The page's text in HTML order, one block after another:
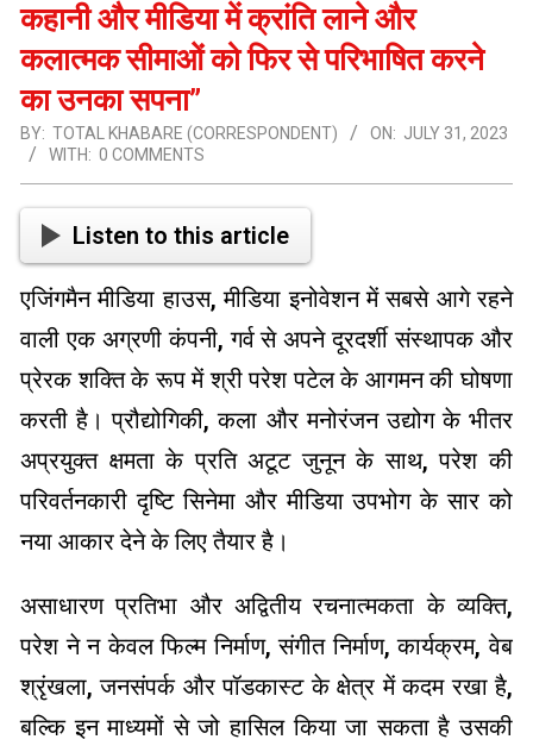
कहानी और मीडिया में क्रांति लाने और
कलात्मक सीमाओं को फिर से परिभाषित करने
का उनका सपना”
BY: TOTAL KHABARE (CORRESPONDENT) ON: JULY 31, 2023
WITH: 0 COMMENTS
Listen to this article
एजिंगमैन मीडिया हाउस, मीडिया इनोवेशन में सबसे आगे रहने
वाली एक अग्रणी कंपनी, गर्व से अपने दूरदर्शी संस्थापक और
प्रेरक शक्ति के रूप में श्री परेश पटेल के आगमन की घोषणा
करती है। प्रौद्योगिकी, कला और मनोरंजन उद्योग के भीतर
अप्रयुक्त क्षमता के प्रति अटूट जुनून के साथ, परेश की
परिवर्तनकारी दृष्टि सिनेमा और मीडिया उपभोग के सार को
नया आकार देने के लिए तैयार है।
असाधारण प्रतिभा और अद्वितीय रचनात्मकता के व्यक्ति,
परेश ने न केवल फिल्म निर्माण, संगीत निर्माण, कार्यक्रम, वेब
श्रृंखला, जनसंपर्क और पॉडकास्ट के क्षेत्र में कदम रखा है,
बल्कि इन माध्यमों से जो हासिल किया जा सकता है उसकी